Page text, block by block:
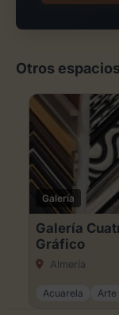
Otros
Galería
Galería
Gráfico
Almería
Acuarela Arte